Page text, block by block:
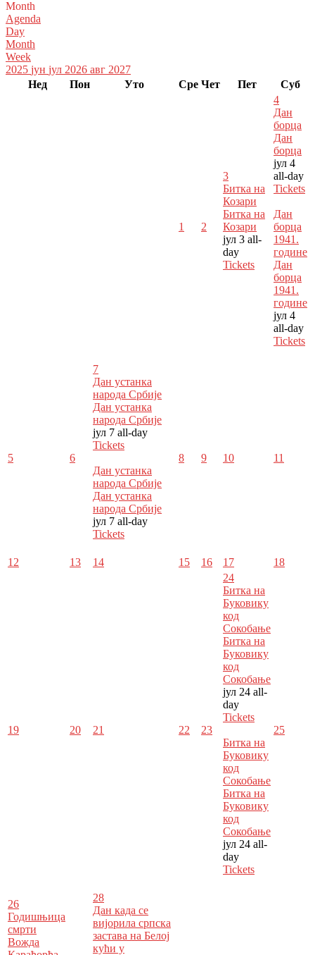
Month
Agenda
Day
Month
Week
2025 јун јул 2026 авг 2027
Нед
Пон Уто Сре Чет Пет Суб
1 2
3
Битка на
Козари
Битка на
Козари
јул 3 all-
day
Tickets
4
Дан
борца
Дан
борца
јул 4
all-day
Tickets
Дан
борца
1941.
године
Дан
борца
1941.
године
јул 4
all-day
Tickets
5 6
7
Дан устанка
народа Србије
Дан устанка
народа Србије
јул 7 all-day
Tickets
Дан устанка
народа Србије
Дан устанка
народа Србије
јул 7 all-day
Tickets
8 9 10 11
12 13 14 15 16 17 18
19 20 21 22 23
24
Битка на
Буковику
код
Сокобање
Битка на
Буковику
код
Сокобање
јул 24 all-
day
Tickets
Битка на
Буковику
код
Сокобање
Битка на
Буковику
код
Сокобање
јул 24 all-
day
Tickets
25
26
Годишњица
смрти
Вожда
28
Дан када се
вијорила српска
застава на Белој
кући у